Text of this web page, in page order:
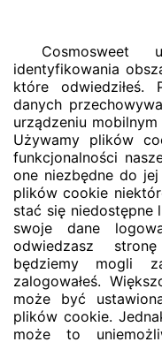
identyfikowania
które
danych
urządzeniu
Używamy plików
funkcjonalności
one niezbędne do
plików cookie
stać się niedostępne
swoje dane
odwiedzasz
będziemy mogli
zalogowałeś.
może być
plików cookie.
może to